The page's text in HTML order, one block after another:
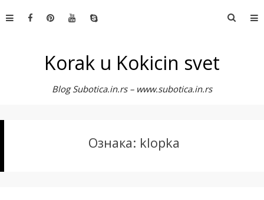
to
Korak u Kokicin svet
Blog Subotica.in.rs – www.subotica.in.rs
Ознака: klopka